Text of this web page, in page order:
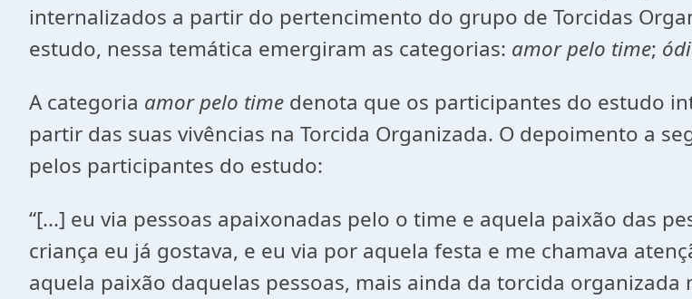
internalizados a partir do pertencimento do grupo de Torcidas
estudo, nessa temática emergiram as categorias: amor pelo time;
A categoria amor pelo time denota que os participantes do estudo
partir das suas vivências na Torcida Organizada. O depoimento a
pelos participantes do estudo:
“[...] eu via pessoas apaixonadas pelo o time e aquela paixão das
criança eu já gostava, e eu via por aquela festa e me chamava
aquela paixão daquelas pessoas, mais ainda da torcida